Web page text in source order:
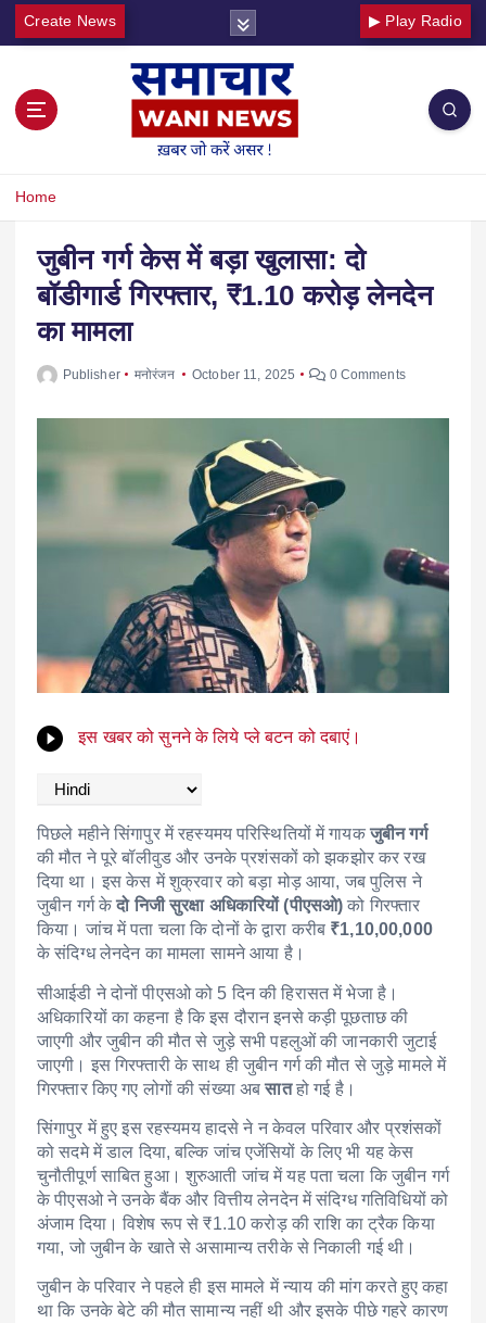
Create News ▶ Play Radio
Home
जुबीन गर्ग केस में बड़ा खुलासा: दो
बॉडीगार्ड गिरफ्तार, ₹1.10 करोड़ लेनदेन
का मामला
Publisher मनोरंजन October 11, 2025 0 Comments
इस खबर को सुनने के लिये प्ले बटन को दबाएं।
पिछले महीने सिंगापुर में रहस्यमय परिस्थितियों में गायकजुबीन गर्ग
की मौत ने पूरे बॉलीवुड और उनके प्रशंसकों को झकझोर कर रख
दिया था। इस केस में शुक्रवार को बड़ा मोड़ आया, जब पुलिस ने
जुबीन गर्ग केदो निजी सुरक्षा अधिकारियों (पीएसओ) को गिरफ्तार
किया। जांच में पता चला कि दोनों के द्वारा करीब ₹1,10,00,000
के संदिग्ध लेनदेन का मामला सामने आया है।
सीआईडी ने दोनों पीएसओ को 5 दिन की हिरासत में भेजा है।
अधिकारियों का कहना है कि इस दौरान इनसे कड़ी पूछताछ की
जाएगी और जुबीन की मौत से जुड़े सभी पहलुओं की जानकारी जुटाई
जाएगी। इस गिरफ्तारी के साथ ही जुबीन गर्ग की मौत से जुड़े मामले में
गिरफ्तार किए गए लोगों की संख्या अबसातहो गई है।
सिंगापुर में हुए इस रहस्यमय हादसे ने न केवल परिवार और प्रशंसकों
को सदमे में डाल दिया, बल्कि जांच एजेंसियों के लिए भी यह केस
चुनौतीपूर्ण साबित हुआ। शुरुआती जांच में यह पता चला कि जुबीन गर्ग
के पीएसओ ने उनके बैंक और वित्तीय लेनदेन में संदिग्ध गतिविधियों को
अंजाम दिया। विशेष रूप से ₹1.10 करोड़ की राशि का ट्रैक किया
गया, जो जुबीन के खाते से असामान्य तरीके से निकाली गई थी।
जुबीन के परिवार ने पहले ही इस मामले में न्याय की मांग करते हुए कहा
था कि उनके बेटे की मौत सामान्य नहीं थी और इसके पीछे गहरे कारण